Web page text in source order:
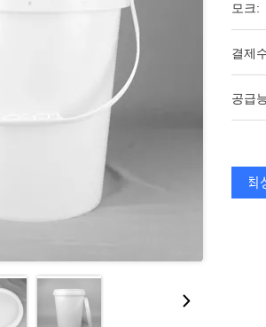
모크:
결제
공급
최